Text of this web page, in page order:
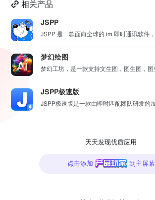
相关产品
JSPP
梦幻绘图
JSPP极速版
天天发现优质应用
点击添加 到主屏幕